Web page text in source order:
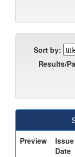
Sort by:
Results/
Preview
Issue
Date